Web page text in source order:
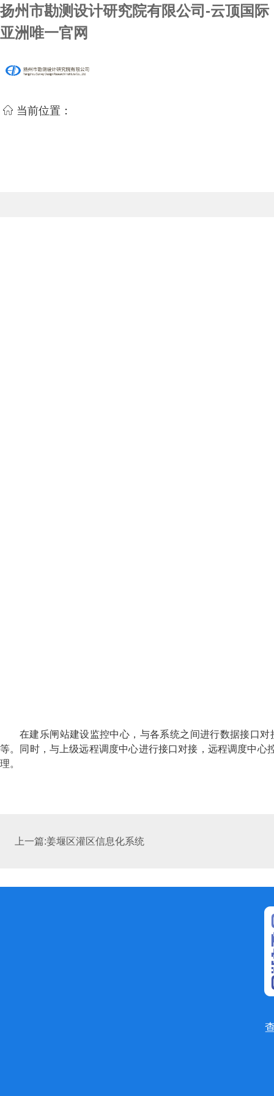
扬州市勘测设计研究院有限公司-云顶国际
亚洲唯一官网
当前位置：
在建乐闸站建设监控中心，与各系统之间进行数据接口
等。同时，与上级远程调度中心进行接口对接，远程调度中
理。
上一篇:姜堰区灌区信息化系统